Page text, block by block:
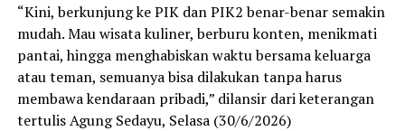
“Kini, berkunjung ke PIK dan PIK2 benar-benar semakin
mudah. Mau wisata kuliner, berburu konten, menikmati
pantai, hingga menghabiskan waktu bersama keluarga
atau teman, semuanya bisa dilakukan tanpa harus
membawa kendaraan pribadi,” dilansir dari keterangan
tertulis Agung Sedayu, Selasa (30/6/2026)